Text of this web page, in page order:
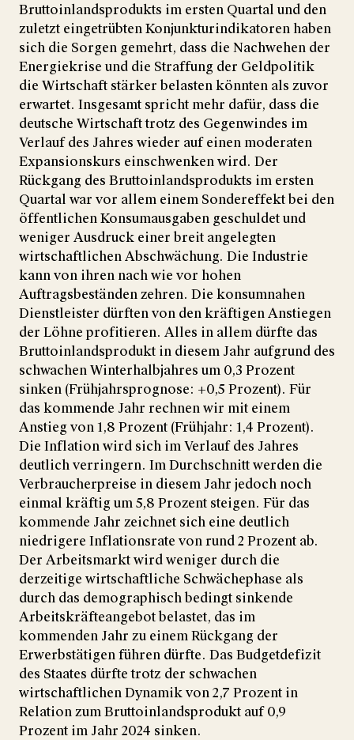
Bruttoinlandsprodukts im ersten Quartal und den
zuletzt eingetrübten Konjunkturindikatoren haben
sich die Sorgen gemehrt, dass die Nachwehen der
Energiekrise und die Straffung der Geldpolitik
die Wirtschaft stärker belasten könnten als zuvor
erwartet. Insgesamt spricht mehr dafür, dass die
deutsche Wirtschaft trotz des Gegenwindes im
Verlauf des Jahres wieder auf einen moderaten
Expansionskurs einschwenken wird. Der
Rückgang des Bruttoinlandsprodukts im ersten
Quartal war vor allem einem Sondereffekt bei den
öffentlichen Konsumausgaben geschuldet und
weniger Ausdruck einer breit angelegten
wirtschaftlichen Abschwächung. Die Industrie
kann von ihren nach wie vor hohen
Auftragsbeständen zehren. Die konsumnahen
Dienstleister dürften von den kräftigen Anstiegen
der Löhne profitieren. Alles in allem dürfte das
Bruttoinlandsprodukt in diesem Jahr aufgrund des
schwachen Winterhalbjahres um 0,3 Prozent
sinken (Frühjahrsprognose: +0,5 Prozent). Für
das kommende Jahr rechnen wir mit einem
Anstieg von 1,8 Prozent (Frühjahr: 1,4 Prozent).
Die Inflation wird sich im Verlauf des Jahres
deutlich verringern. Im Durchschnitt werden die
Verbraucherpreise in diesem Jahr jedoch noch
einmal kräftig um 5,8 Prozent steigen. Für das
kommende Jahr zeichnet sich eine deutlich
niedrigere Inflationsrate von rund 2 Prozent ab.
Der Arbeitsmarkt wird weniger durch die
derzeitige wirtschaftliche Schwächephase als
durch das demographisch bedingt sinkende
Arbeitskräfteangebot belastet, das im
kommenden Jahr zu einem Rückgang der
Erwerbstätigen führen dürfte. Das Budgetdefizit
des Staates dürfte trotz der schwachen
wirtschaftlichen Dynamik von 2,7 Prozent in
Relation zum Bruttoinlandsprodukt auf 0,9
Prozent im Jahr 2024 sinken.